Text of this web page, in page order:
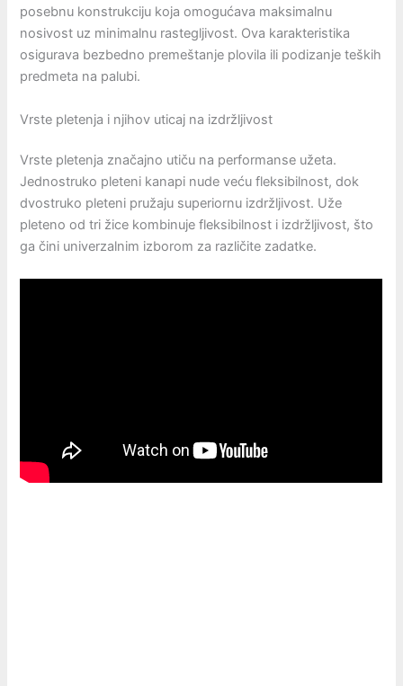
posebnu konstrukciju koja omogućava maksimalnu
nosivost uz minimalnu rastegljivost. Ova karakteristika
osigurava bezbedno premeštanje plovila ili podizanje teških
predmeta na palubi.
Vrste pletenja i njihov uticaj na izdržljivost
Vrste pletenja značajno utiču na performanse užeta.
Jednostruko pleteni kanapi nude veću fleksibilnost, dok
dvostruko pleteni pružaju superiornu izdržljivost. Uže
pleteno od tri žice kombinuje fleksibilnost i izdržljivost, što
ga čini univerzalnim izborom za različite zadatke.